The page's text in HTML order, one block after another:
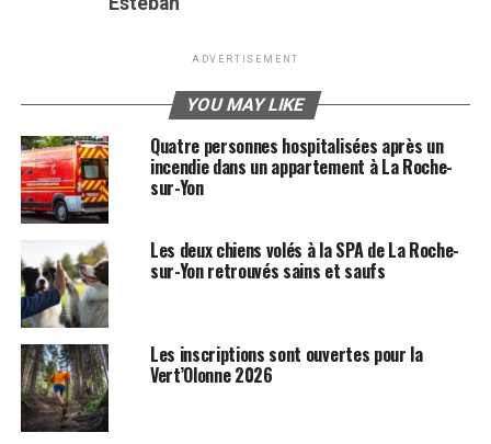
ADVERTISEMENT
YOU MAY LIKE
Quatre personnes hospitalisées après un
incendie dans un appartement à La Roche-
sur-Yon
Les deux chiens volés à la SPA de La Roche-
sur-Yon retrouvés sains et saufs
Les inscriptions sont ouvertes pour la
Vert’Olonne 2026